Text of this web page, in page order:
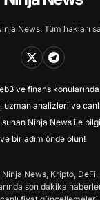
News. Tüm hakları
ve finans
uzman analizleri ve
Ninja News ile
ve bir adım önde olun!
Ninja News, Kripto,
son dakika